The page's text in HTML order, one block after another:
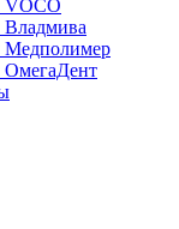
VOCO
Медполимер
ОмегаДент